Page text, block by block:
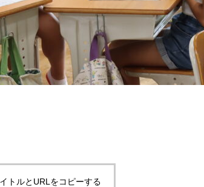
トルとURLをコピーする